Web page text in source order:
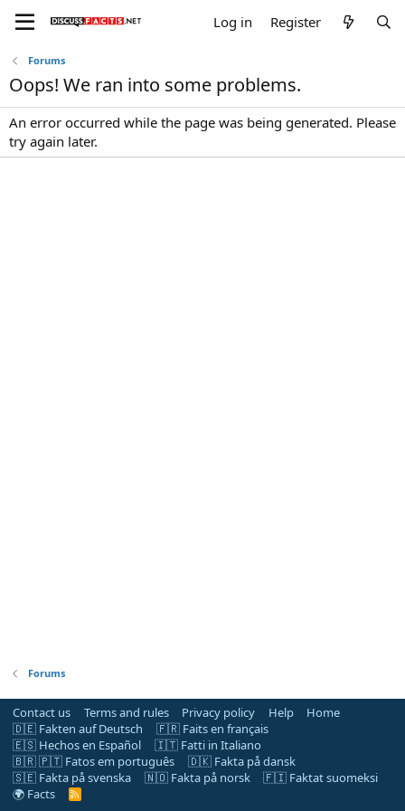
Log in Register
Forums
Oops! We ran into some problems.
An error occurred while the page was being generated. Please
try again later.
Forums
Contact us Terms and rules Privacy policy Help
Home
🇩🇪 Fakten auf Deutsch
🇫🇷 Faits en français
🇪🇸 Hechos en Español
🇮🇹 Fatti in Italiano
🇧🇷 🇵🇹 Fatos em português
🇩🇰 Fakta på dansk
🇸🇪 Fakta på svenska
🇳🇴 Fakta på norsk
🇫🇮 Faktat suomeksi
🌍 Facts
R